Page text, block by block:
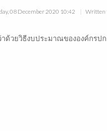
08 December 2020 10:42 Written
ด้วยวิธีงบประมาณขององค์กร